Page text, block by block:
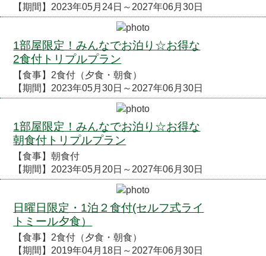
【期間】2023年05月24日～2027年06月30日
1部屋限定！みんなでお泊り☆お得な
2食付トリプルプラン
【食事】2食付（夕食・朝食）
【期間】2023年05月30日～2027年06月30日
1部屋限定！みんなでお泊り☆お得な
朝食付トリプルプラン
【食事】朝食付
【期間】2023年05月20日～2027年06月30日
日曜日限定・1泊２食付(セルフ式ライ
トミール夕食）
【食事】2食付（夕食・朝食）
【期間】2019年04月18日～2027年06月30日